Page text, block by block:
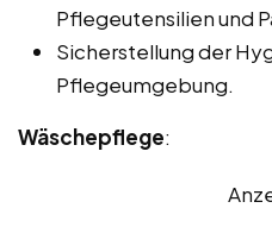
Pflegeutensilien und
Sicherstellung der
Pflegeumgebung.
Wäschepflege: